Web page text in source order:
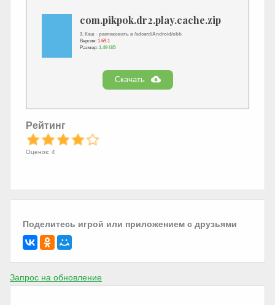
com.pikpok.dr2.play.cache.zip
3. Кэш - распаковать в /sdcard/Android/obb
Версия: 1.69.1
Размер: 1.49 GB
Скачать
Рейтинг
Оценок: 4
Поделитесь игрой или приложением с друзьями
Запрос на обновление